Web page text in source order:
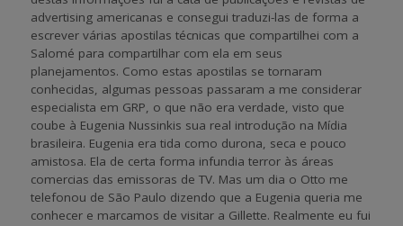
advertising americanas e consegui traduzi-las de forma a
escrever várias apostilas técnicas que compartilhei com a
Salomé para compartilhar com ela em seus
planejamentos. Como estas apostilas se tornaram
conhecidas, algumas pessoas passaram a me considerar
especialista em GRP, o que não era verdade, visto que
coube à Eugenia Nussinkis sua real introdução na Mídia
brasileira. Eugenia era tida como durona, seca e pouco
amistosa. Ela de certa forma infundia terror às áreas
comercias das emissoras de TV. Mas um dia o Otto me
telefonou de São Paulo dizendo que a Eugenia queria me
conhecer e marcamos de visitar a Gillette. Realmente eu fui